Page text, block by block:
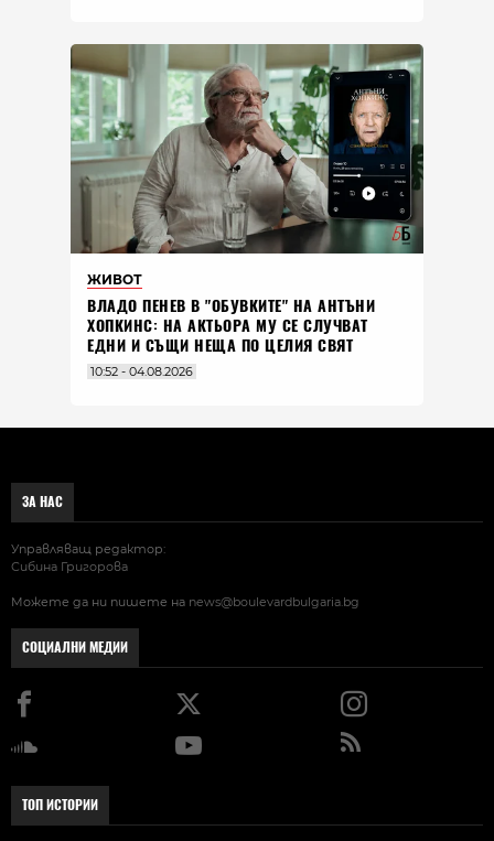
ЖИВОТ
ВЛАДO ПЕНЕВ В "ОБУВКИТЕ" НА АНТЪНИ
ХОПКИНС: НА АКТЬОРА МУ СЕ СЛУЧВАТ
ЕДНИ И СЪЩИ НЕЩА ПО ЦЕЛИЯ СВЯТ
10:52 - 04.08.2026
ЗА НАС
Управляващ редактор:
Сибина Григорова
Можете да ни пишете на news@boulevardbulgaria.bg
СОЦИАЛНИ МЕДИИ
ТОП ИСТОРИИ